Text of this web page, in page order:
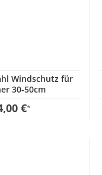
Windschutz für
30-50cm
€*